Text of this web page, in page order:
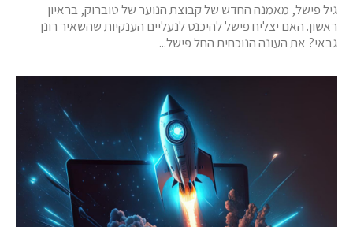
גיל פישל, מאמנה החדש של קבוצת הנוער של טוברוק, בראיון
ראשון. האם יצליח פישל להיכנס לנעליים הענקיות שהשאיר רונן
גבאי? את העונה הנוכחית החל פישל...